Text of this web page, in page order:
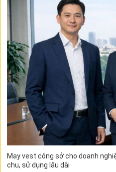
May vest công sở cho doanh
chu, sử dụng lâu dài